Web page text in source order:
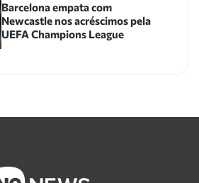
Barcelona empata com
Newcastle nos acréscimos pela
UEFA Champions League